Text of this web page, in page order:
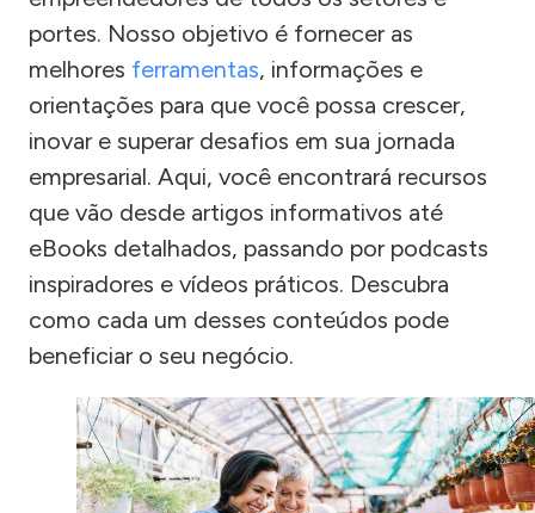
portes. Nosso objetivo é fornecer as
melhores ferramentas, informações e
orientações para que você possa crescer,
inovar e superar desafios em sua jornada
empresarial. Aqui, você encontrará recursos
que vão desde artigos informativos até
eBooks detalhados, passando por podcasts
inspiradores e vídeos práticos. Descubra
como cada um desses conteúdos pode
beneficiar o seu negócio.